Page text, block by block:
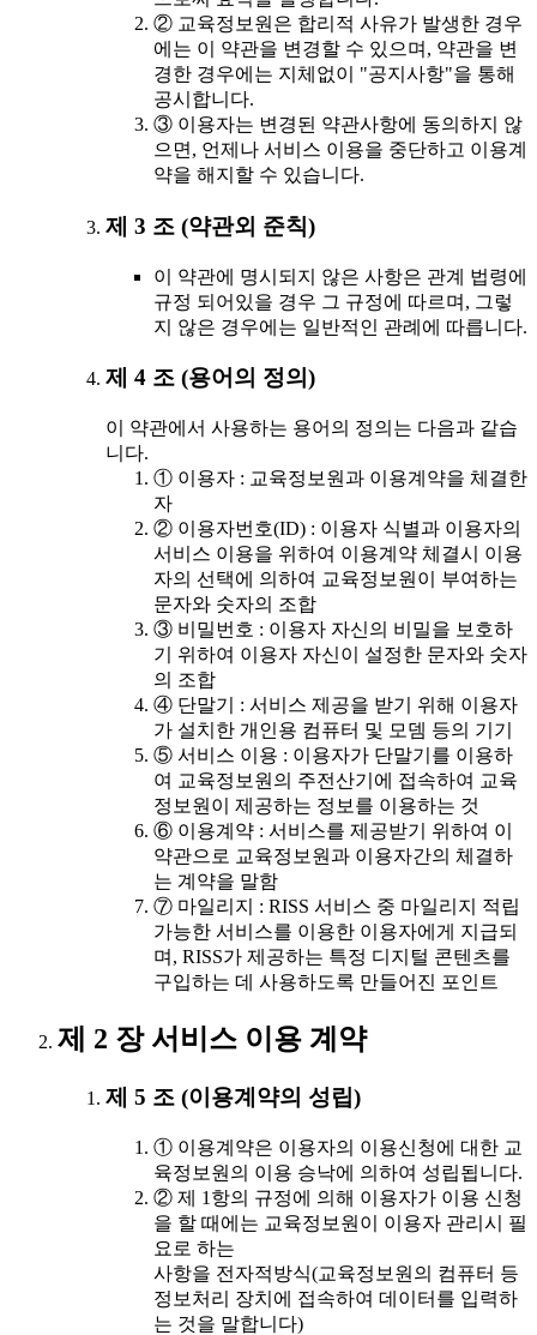
② 교육정보원은 합리적 사유가 발생한 경우
에는 이 약관을 변경할 수 있으며, 약관을 변
경한 경우에는 지체없이 "공지사항"을 통해
공시합니다.
③ 이용자는 변경된 약관사항에 동의하지 않
으면, 언제나 서비스 이용을 중단하고 이용계
약을 해지할 수 있습니다.
제 3 조 (약관외 준칙)
이 약관에 명시되지 않은 사항은 관계 법령에
규정 되어있을 경우 그 규정에 따르며, 그렇
지 않은 경우에는 일반적인 관례에 따릅니다.
제 4 조 (용어의 정의)
이 약관에서 사용하는 용어의 정의는 다음과 같습
니다.
① 이용자 : 교육정보원과 이용계약을 체결한
자
② 이용자번호(ID) : 이용자 식별과 이용자의
서비스 이용을 위하여 이용계약 체결시 이용
자의 선택에 의하여 교육정보원이 부여하는
문자와 숫자의 조합
③ 비밀번호 : 이용자 자신의 비밀을 보호하
기 위하여 이용자 자신이 설정한 문자와 숫자
의 조합
④ 단말기 : 서비스 제공을 받기 위해 이용자
가 설치한 개인용 컴퓨터 및 모뎀 등의 기기
⑤ 서비스 이용 : 이용자가 단말기를 이용하
여 교육정보원의 주전산기에 접속하여 교육
정보원이 제공하는 정보를 이용하는 것
⑥ 이용계약 : 서비스를 제공받기 위하여 이
약관으로 교육정보원과 이용자간의 체결하
는 계약을 말함
⑦ 마일리지 : RISS 서비스 중 마일리지 적립
가능한 서비스를 이용한 이용자에게 지급되
며, RISS가 제공하는 특정 디지털 콘텐츠를
구입하는 데 사용하도록 만들어진 포인트
제 2 장 서비스 이용 계약
제 5 조 (이용계약의 성립)
① 이용계약은 이용자의 이용신청에 대한 교
육정보원의 이용 승낙에 의하여 성립됩니다.
② 제 1항의 규정에 의해 이용자가 이용 신청
을 할 때에는 교육정보원이 이용자 관리시 필
요로 하는
사항을 전자적방식(교육정보원의 컴퓨터 등
정보처리 장치에 접속하여 데이터를 입력하
는 것을 말합니다)